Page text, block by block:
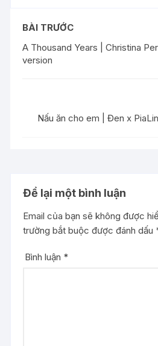
BÀI TRƯỚC
A Thousand Years | Christina
version
Nấu ăn cho em | Đen x
Để lại một bình luận
Email của bạn sẽ không được
trường bắt buộc được đánh dấu
Bình luận *